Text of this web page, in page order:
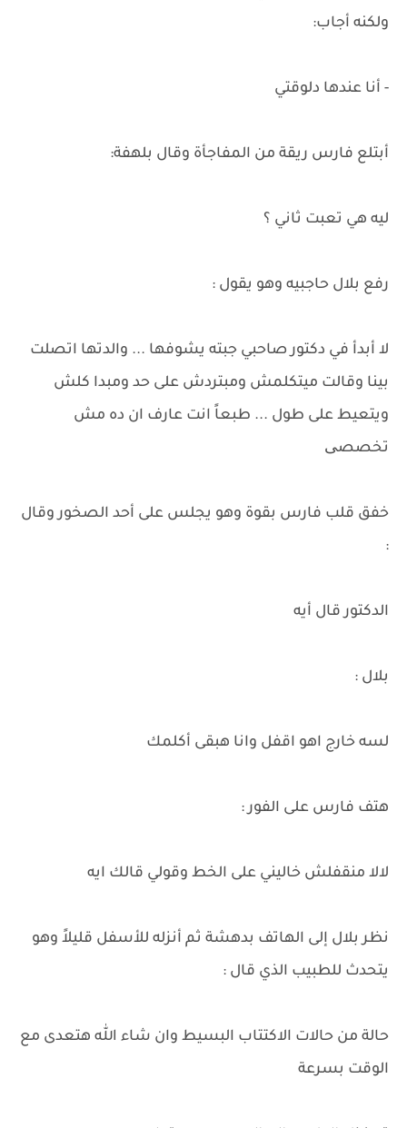
ولكنه أجاب:
- أنا عندها دلوقتي
أبتلع فارس ريقة من المفاجأة وقال بلهفة:
ليه هي تعبت ثاني ؟
رفع بلال حاجبيه وهو يقول :
لا أبدأ في دكتور صاحبي جبته يشوفها ... والدتها اتصلت
بينا وقالت ميتكلمش ومبتردش على حد ومبدا كلش
ويتعيط على طول ... طبعاً انت عارف ان ده مش
تخصصی
خفق قلب فارس بقوة وهو يجلس على أحد الصخور وقال
:
الدكتور قال أيه
بلال :
لسه خارج اهو اقفل وانا هبقى أكلمك
هتف فارس على الفور :
لالا منقفلش خاليني على الخط وقولي قالك ايه
نظر بلال إلى الهاتف بدهشة ثم أنزله للأسفل قليلاً وهو
يتحدث للطبيب الذي قال :
حالة من حالات الاكتتاب البسيط وان شاء الله هتعدى مع
الوقت بسرعة